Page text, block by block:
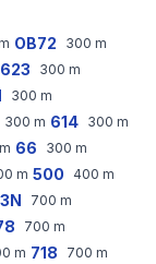
OB72 300 m
623 300 m
300 m
300 m 614 300 m
m 66 300 m
m 500 400 m
700 m
700 m
m 718 700 m